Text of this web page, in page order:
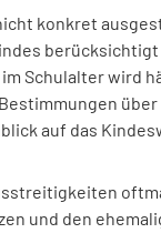
konkret
Schulalter wird
auf das
und den